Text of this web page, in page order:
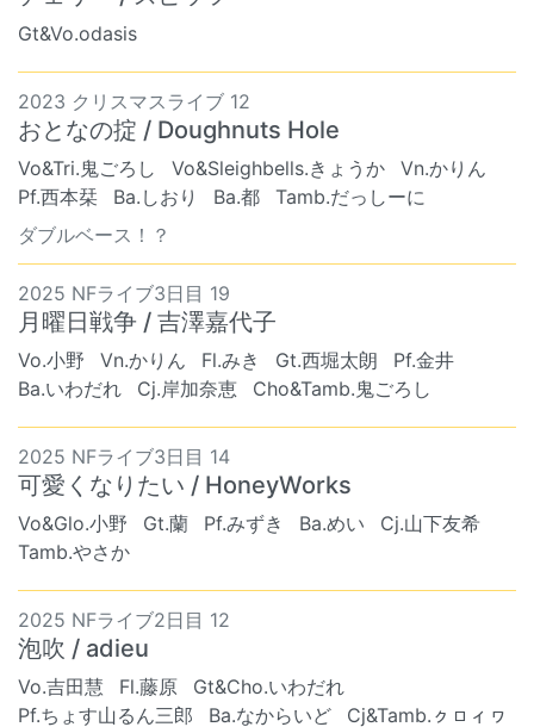
Gt&Vo.odasis
2023 クリスマスライブ 12
おとなの掟 / Doughnuts Hole
Vo&Tri.鬼ごろし Vo&Sleighbells.きょうか
Vn.かりん
Pf.西本栞
Ba.しおり Ba.都
Tamb.だっしーに
ダブルベース！？
2025 NFライブ3日目 19
月曜日戦争 / 吉澤嘉代子
Vo.小野 Vn.かりん Fl.みき Gt.西堀太朗
Pf.金井
Ba.いわだれ
Cj.岸加奈恵 Cho&Tamb.鬼ごろし
2025 NFライブ3日目 14
可愛くなりたい / HoneyWorks
Vo&Glo.小野 Gt.蘭 Pf.みずき Ba.めい
Cj.山下友希
Tamb.やさか
2025 NFライブ2日目 12
泡吹 / adieu
Vo.吉田慧 Fl.藤原
Gt&Cho.いわだれ
Pf.ちょす山るん三郎
Ba.なからいど Cj&Tamb.ㇰㇿィヮ